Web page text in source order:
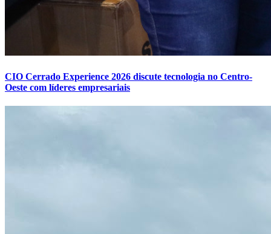
CIO Cerrado Experience 2026 discute tecnologia no Centro-
Oeste com líderes empresariais